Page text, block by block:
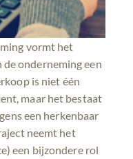
vormt het
onderneming een
is niet één
maar het bestaat
een herkenbaar
neemt het
een bijzondere rol